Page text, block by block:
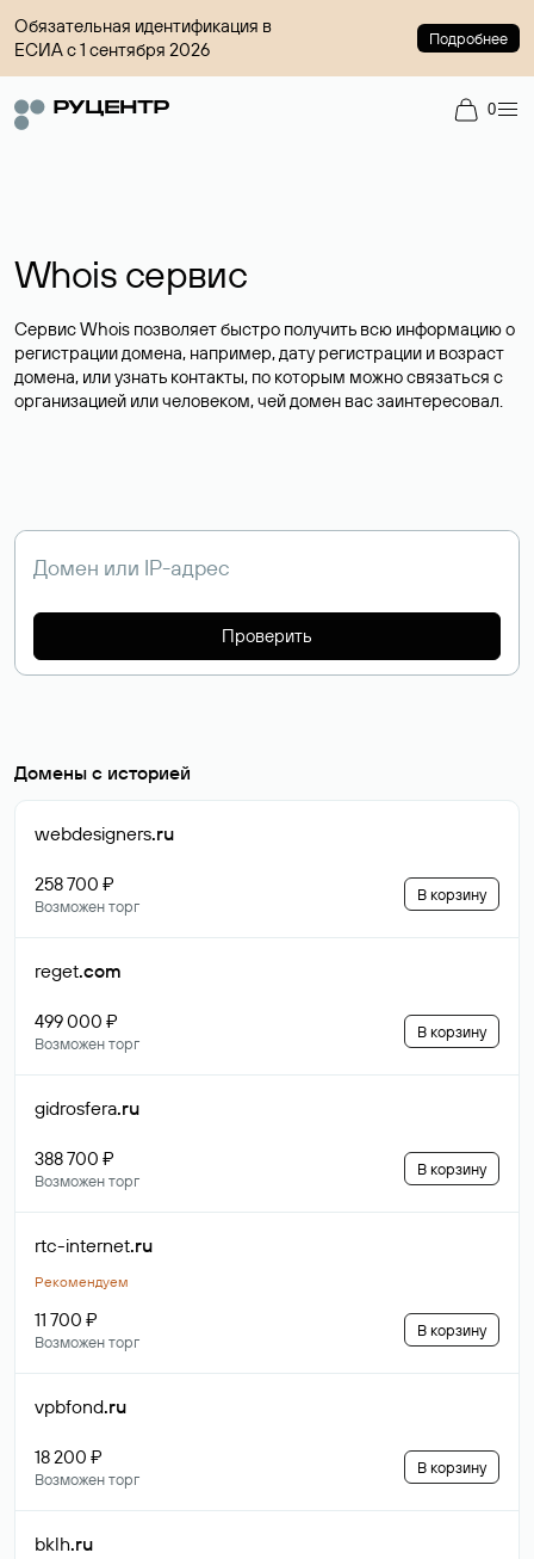
Обязательная идентификация в
ЕСИА с 1 сентября 2026
Подробнее
0
Whois сервис
Сервис Whois позволяет быстро получить всю информацию о
регистрации домена, например, дату регистрации и возраст
домена, или узнать контакты, по которым можно связаться с
организацией или человеком, чей домен вас заинтересовал.
Проверить
Домены с историей
webdesigners.ru
258 700 ₽
Возможен торг
В корзину
reget.com
499 000 ₽
Возможен торг
В корзину
gidrosfera.ru
388 700 ₽
Возможен торг
В корзину
rtc-internet.ru
Рекомендуем
11 700 ₽
Возможен торг
В корзину
vpbfond.ru
18 200 ₽
Возможен торг
В корзину
bklh.ru